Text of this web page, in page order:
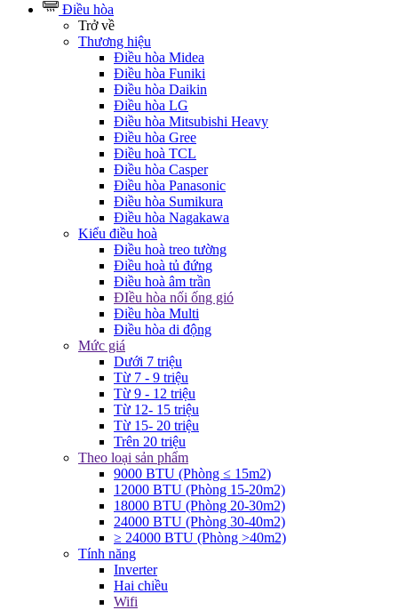
Điều hòa
Trở về
Thương hiệu
Điều hòa Midea
Điều hòa Funiki
Điều hòa Daikin
Điều hòa LG
Điều hòa Mitsubishi Heavy
Điều hòa Gree
Điều hoà TCL
Điều hòa Casper
Điều hòa Panasonic
Điều hòa Sumikura
Điều hòa Nagakawa
Kiểu điều hoà
Điều hoà treo tường
Điều hoà tủ đứng
Điều hoà âm trần
ĐIều hòa nối ống gió
Điều hòa Multi
Điều hòa di động
Mức giá
Dưới 7 triệu
Từ 7 - 9 triệu
Từ 9 - 12 triệu
Từ 12- 15 triệu
Từ 15- 20 triệu
Trên 20 triệu
Theo loại sản phẩm
9000 BTU (Phòng ≤ 15m2)
12000 BTU (Phòng 15-20m2)
18000 BTU (Phòng 20-30m2)
24000 BTU (Phòng 30-40m2)
≥ 24000 BTU (Phòng >40m2)
Tính năng
Inverter
Hai chiều
Wifi